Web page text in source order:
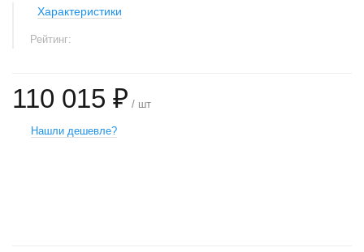
Характеристики
Рейтинг:
110 015 ₽ / шт
Нашли дешевле?